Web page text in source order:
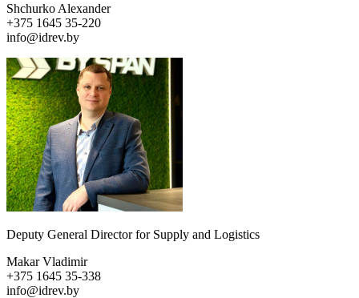
Shchurko Alexander
+375 1645 35-220
info@idrev.by
Deputy General Director for Supply and Logistics
Makar Vladimir
+375 1645 35-338
info@idrev.by